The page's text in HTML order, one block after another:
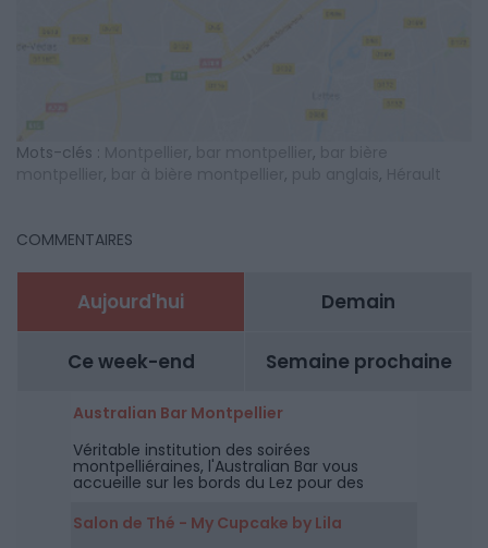
Mots-clés : , ,
, , ,
COMMENTAIRES
Aujourd'hui Demain
Ce week-end Semaine prochaine
Australian Bar Montpellier
Véritable institution des soirées
montpelliéraines, l'Australian Bar vous
accueille sur les bords du Lez pour des
musicales, des Happy Hours thématiques et
bien d'autres "Live & Dj".
Salon de Thé - My Cupcake by Lila